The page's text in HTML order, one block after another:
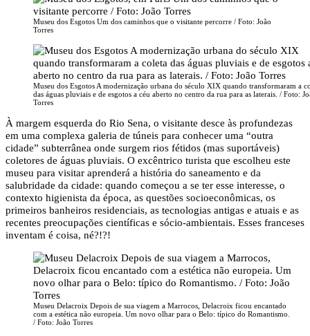
Museu dos Esgotos Um dos caminhos que o visitante percorre / Foto: João
Torres
Museu dos Esgotos A modernização urbana do século XIX quando transformaram a
das águas pluviais e de esgotos a céu aberto no centro da rua para as laterais. / Foto:
Torres
À margem esquerda do Rio Sena, o visitante desce às profundezas
em uma complexa galeria de túneis para conhecer uma “outra
cidade” subterrânea onde surgem rios fétidos (mas suportáveis)
coletores de águas pluviais. O excêntrico turista que escolheu este
museu para visitar aprenderá a história do saneamento e da
salubridade da cidade: quando começou a se ter esse interesse, o
contexto higienista da época, as questões socioeconômicas, os
primeiros banheiros residenciais, as tecnologias antigas e atuais e as
recentes preocupações científicas e sócio-ambientais. Esses franceses
inventam é coisa, né?!?!
Museu Delacroix Depois de sua viagem a Marrocos, Delacroix ficou encantado
com a estética não europeia. Um novo olhar para o Belo: típico do Romantismo.
/ Foto: João Torres